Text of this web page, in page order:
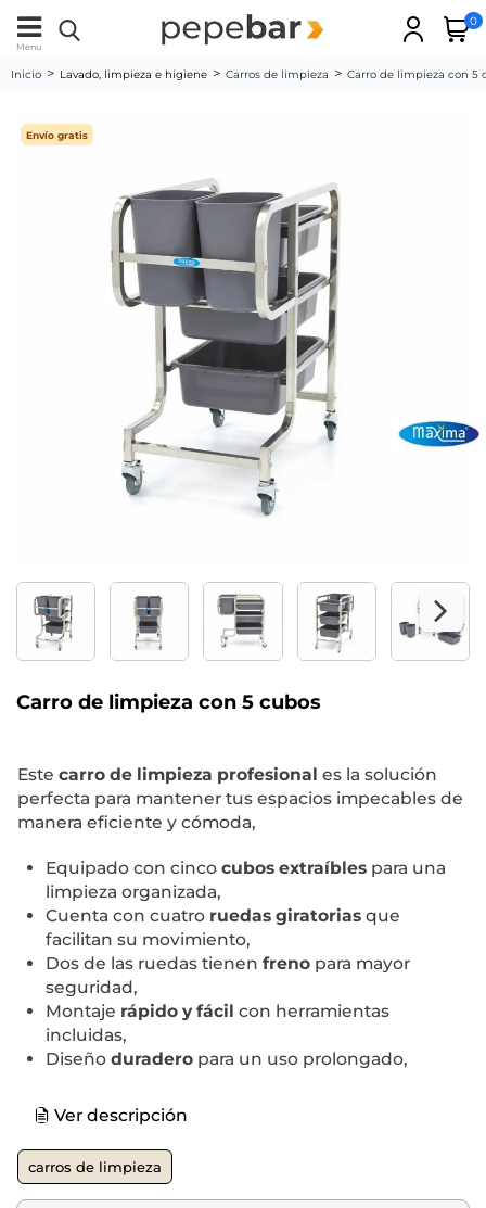
Menu
0
Inicio Lavado, limpieza e higiene Carros de limpieza Carro de limpieza con 5
Envío gratis
Carro de limpieza con 5 cubos
Este carro de limpieza profesional es la solución
perfecta para mantener tus espacios impecables de
manera eficiente y cómoda,
Equipado con cinco cubos extraíbles para una
limpieza organizada,
Cuenta con cuatro ruedas giratorias que
facilitan su movimiento,
Dos de las ruedas tienen freno para mayor
seguridad,
Montaje rápido y fácil con herramientas
incluidas,
Diseño duradero para un uso prolongado,
Ver descripción
carros de limpieza